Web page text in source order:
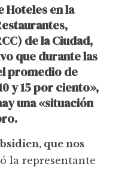
Hoteles en la
de la Ciudad,
que durante las
promedio de
y 15 por ciento»,
una «situación
que nos
la representante